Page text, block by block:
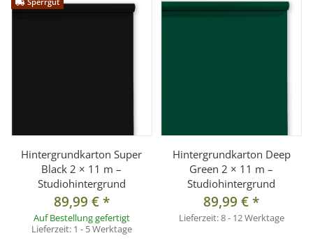
Hintergrundkarton Super
Black 2 × 11 m –
Studiohintergrund
89,99 €*
Auf Bestellung gefertigt
Lieferzeit: 1 - 5 Werktage
Hintergrundkarton Deep
Green 2 × 11 m –
Studiohintergrund
89,99 €*
Lieferzeit:8 - 12 Werktage